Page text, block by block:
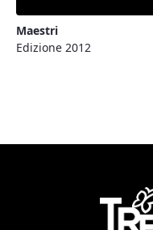
Maestri
Edizione 2012